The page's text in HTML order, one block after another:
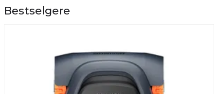
Bestselgere